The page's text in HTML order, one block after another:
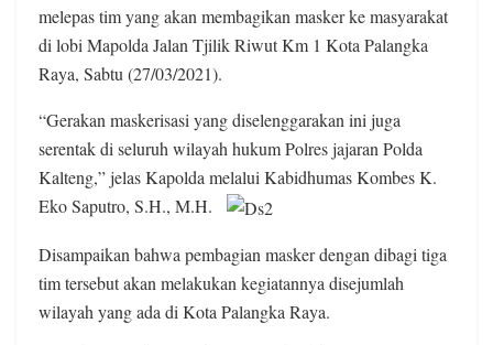
melepas tim yang akan membagikan masker ke masyarakat
di lobi Mapolda Jalan Tjilik Riwut Km 1 Kota Palangka
Raya, Sabtu (27/03/2021).
“Gerakan maskerisasi yang diselenggarakan ini juga
serentak di seluruh wilayah hukum Polres jajaran Polda
Kalteng,” jelas Kapolda melalui Kabidhumas Kombes K.
Eko Saputro, S.H., M.H.
Disampaikan bahwa pembagian masker dengan dibagi tiga
tim tersebut akan melakukan kegiatannya disejumlah
wilayah yang ada di Kota Palangka Raya.